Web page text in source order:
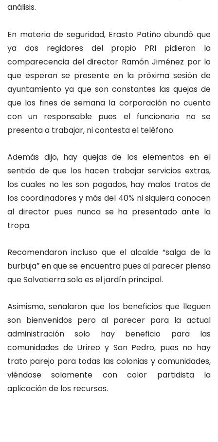
análisis.
En materia de seguridad, Erasto Patiño abundó que
ya dos regidores del propio PRI pidieron la
comparecencia del director Ramón Jiménez por lo
que esperan se presente en la próxima sesión de
ayuntamiento ya que son constantes las quejas de
que los fines de semana la corporación no cuenta
con un responsable pues el funcionario no se
presenta a trabajar, ni contesta el teléfono.
Además dijo, hay quejas de los elementos en el
sentido de que los hacen trabajar servicios extras,
los cuales no les son pagados, hay malos tratos de
los coordinadores y más del 40% ni siquiera conocen
al director pues nunca se ha presentado ante la
tropa.
Recomendaron incluso que el alcalde “salga de la
burbuja” en que se encuentra pues al parecer piensa
que Salvatierra solo es el jardín principal.
Asimismo, señalaron que los beneficios que lleguen
son bienvenidos pero al parecer para la actual
administración solo hay beneficio para las
comunidades de Urireo y San Pedro, pues no hay
trato parejo para todas las colonias y comunidades,
viéndose solamente con color partidista la
aplicación de los recursos.